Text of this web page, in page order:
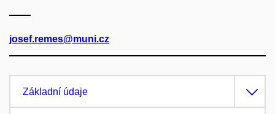
josef.remes@muni.cz
Základní údaje